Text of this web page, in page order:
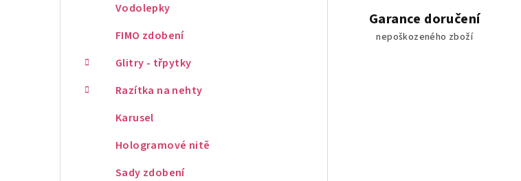
Vodolepky
FIMO zdobení
Glitry - třpytky
Razítka na nehty
Karusel
Hologramové nitě
Sady zdobení
Garance doručení
nepoškozeného zboží